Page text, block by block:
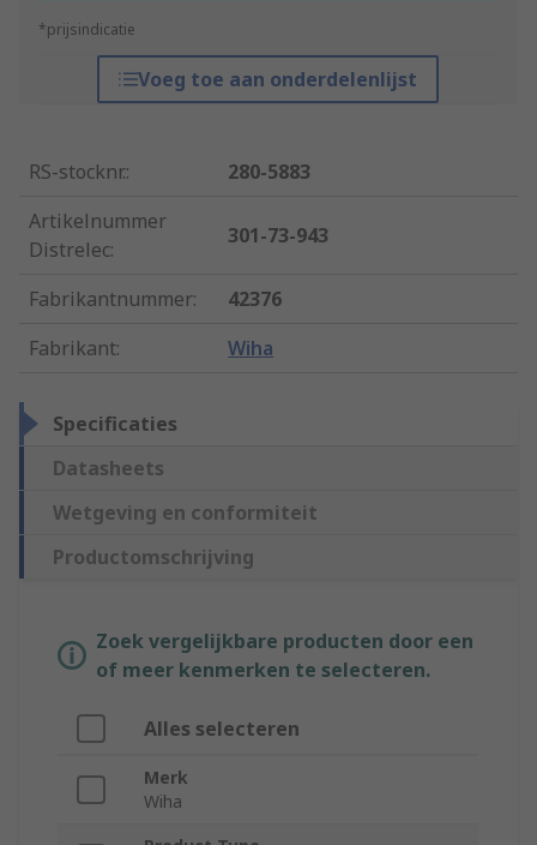
*prijsindicatie
Voeg toe aan onderdelenlijst
RS-stocknr.:
280-5883
Artikelnummer
Distrelec:
301-73-943
Fabrikantnummer:
42376
Fabrikant: Wiha
Specificaties
Datasheets
Wetgeving en conformiteit
Productomschrijving
Zoek vergelijkbare producten door een
of meer kenmerken te selecteren.
Alles selecteren
Merk
Wiha